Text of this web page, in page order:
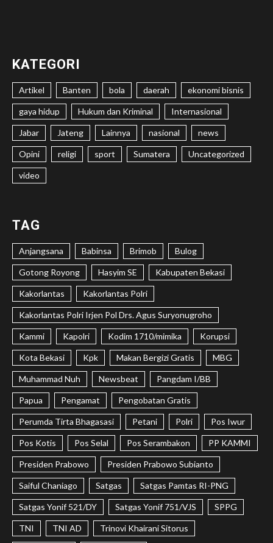
KATEGORI
Artikel Banten bola daerah ekonomi bisnis
gaya hidup Hukum dan Kriminal Internasional
Jabar Jateng Lainnya nasional news
Opini religi sport Sumatera Uncategorized
video
TAG
Anjangsana Babinsa Brimob Bulog
Gotong Royong Hasyim SE Kabupaten Bekasi
Kakorlantas Kakorlantas Polri
Kakorlantas Polri Irjen Pol Drs. Agus Suryonugroho
Kammi Kapolri Kodim 1710/mimika Korupsi
Kota Bekasi Kpk Makan Bergizi Gratis MBG
Muhammad Nuh Newsbeat Pangdam I/BB
Papua Pengamat Pengobatan Gratis
Perumda Tirta Bhagasasi Petani Polri Pos Iwur
Pos Kotis Pos Selal Pos Serambakon PP KAMMI
Presiden Prabowo Presiden Prabowo Subianto
Saiful Chaniago Satgas Satgas Pamtas RI-PNG
Satgas Yonif 521/DY Satgas Yonif 751/VJS SPPG
TNI TNI AD Trinovi Khairani Sitorus